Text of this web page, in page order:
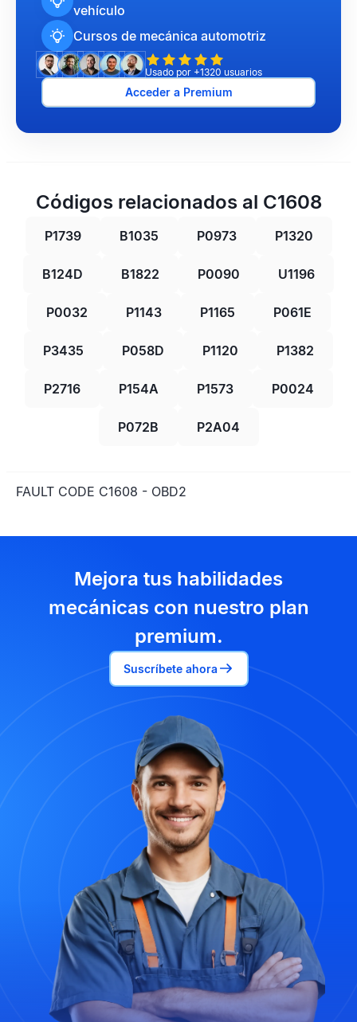
vehículo
Cursos de mecánica automotriz
Usado por +1320 usuarios
Acceder a Premium
Códigos relacionados al C1608
P1739 B1035 P0973 P1320
B124D B1822 P0090 U1196
P0032 P1143 P1165 P061E
P3435 P058D P1120 P1382
P2716 P154A P1573 P0024
P072B P2A04
FAULT CODE C1608 - OBD2
Mejora tus habilidades
mecánicas con nuestro plan
premium.
Suscríbete ahora